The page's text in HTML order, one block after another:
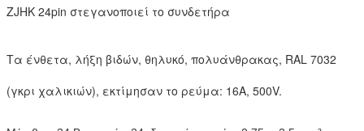
ZJHK 24pin στεγανοποιεί το συνδετήρα
Τα ένθετα, λήξη βιδών, θηλυκό, πολυάνθρακας, RAL 7032
(γκρι χαλικιών), εκτίμησαν το ρεύμα: 16A, 500V.